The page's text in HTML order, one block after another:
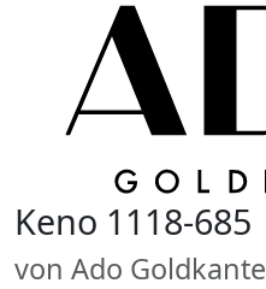
Keno 1118-685
von Ado Goldkante